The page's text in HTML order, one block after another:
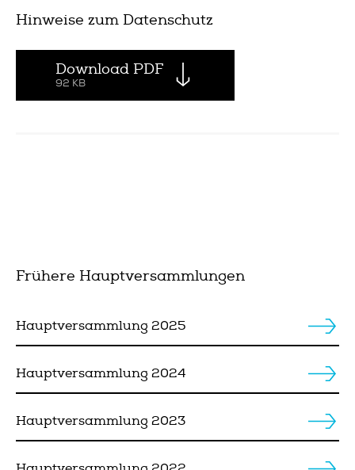
Hinweise zum Datenschutz
Download PDF
92 KB
Frühere Hauptversammlungen
Hauptversammlung 2025
Hauptversammlung 2024
Hauptversammlung 2023